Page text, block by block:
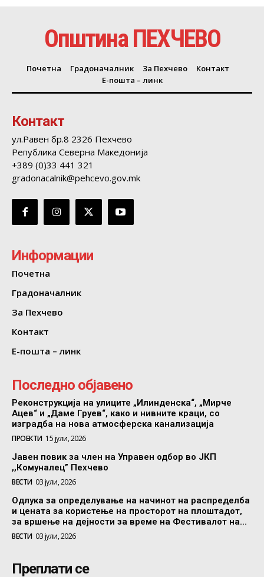
Општина ПЕХЧЕВО
Почетна Градоначалник За Пехчево
Контакт
Е-пошта – линк
Контакт
ул.Равен бр.8 2326 Пехчево
Република Северна Македонија
+389 (0)33 441 321
gradonacalnik@pehcevo.gov.mk
Информации
Почетна
Градоначалник
За Пехчево
Контакт
Е-пошта – линк
Последно објавено
Реконструкција на улиците „Илинденска“, „Мирче
Ацев“ и „Даме Груев“, како и нивните краци, со
изградба на нова атмосферска канализација
ПРОЕКТИ 15 јули, 2026
Јавен повик за член на Управен одбор во ЈКП
,,Комуналец” Пехчево
ВЕСТИ 03 јули, 2026
Одлука за определување на начинот на распределба
и цената за користење на просторот на плоштадот,
за вршење на дејности за време на Фестивалот на...
ВЕСТИ 03 јули, 2026
Преплати се